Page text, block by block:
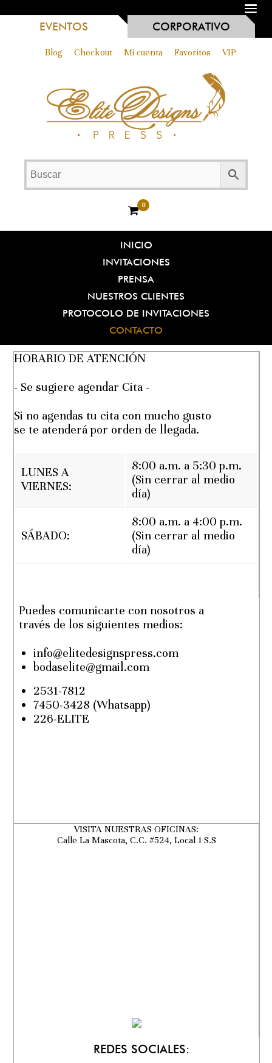
MENU
EVENTOS
CORPORATIVO
Blog Checkout Mi cuenta Favoritos VIP
0
INICIO
INVITACIONES
PRENSA
NUESTROS CLIENTES
PROTOCOLO DE INVITACIONES
CONTACTO
HORARIO DE ATENCIÓN
- Se sugiere agendar Cita -
Si no agendas tu cita con mucho gusto
se te atenderá por orden de llegada.
LUNES A
VIERNES:
8:00 a.m. a 5:30 p.m.
(Sin cerrar al medio
día)
SÁBADO:
8:00 a.m. a 4:00 p.m.
(Sin cerrar al medio
día)
Puedes comunicarte con nosotros a
través de los siguientes medios:
info@elitedesignspress.com
bodaselite@gmail.com
2531-7812
7450-3428 (Whatsapp)
226-ELITE
VISITA NUESTRAS OFICINAS:
Calle La Mascota, C.C. #524, Local 1 S.S
REDES SOCIALES: